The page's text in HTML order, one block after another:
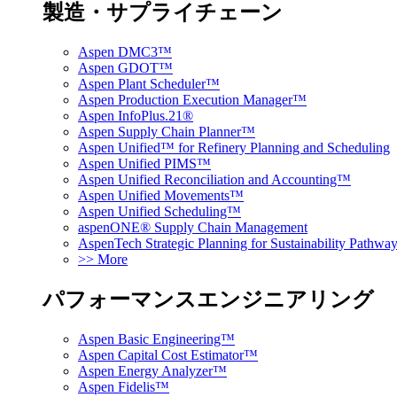
製造・サプライチェーン
Aspen DMC3™
Aspen GDOT™
Aspen Plant Scheduler™
Aspen Production Execution Manager™
Aspen InfoPlus.21®
Aspen Supply Chain Planner™
Aspen Unified™ for Refinery Planning and Scheduling
Aspen Unified PIMS™
Aspen Unified Reconciliation and Accounting™
Aspen Unified Movements™
Aspen Unified Scheduling™
aspenONE® Supply Chain Management
AspenTech Strategic Planning for Sustainability
>> More
パフォーマンスエンジニアリング
Aspen Basic Engineering™
Aspen Capital Cost Estimator™
Aspen Energy Analyzer™
Aspen Fidelis™